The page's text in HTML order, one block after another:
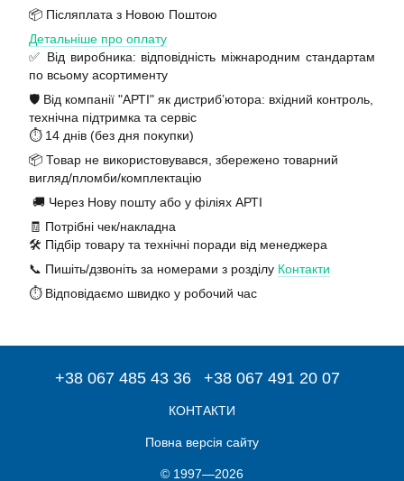
📦 Післяплата з Новою Поштою
Детальніше про оплату
✅ Від виробника: відповідність міжнародним стандартам
по всьому асортименту
🛡️ Від компанії "АРТІ" як дистриб’ютора: вхідний контроль,
технічна підтримка та сервіс
⏱️ 14 днів (без дня покупки)
📦 Товар не використовувався, збережено товарний
вигляд/пломби/комплектацію
🚚 Через Нову пошту або у філіях АРТІ
🧾 Потрібні чек/накладна
🛠️ Підбір товару та технічні поради від менеджера
📞 Пишіть/дзвоніть за номерами з розділу Контакти
⏱️ Відповідаємо швидко у робочий час
+38 067 485 43 36 +38 067 491 20 07
КОНТАКТИ
Повна версія сайту
© 1997—2026